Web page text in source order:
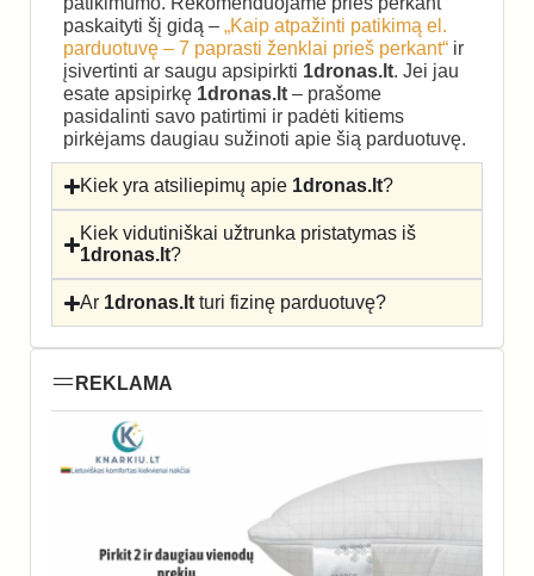
paskaityti šį gidą – „Kaip atpažinti patikimą el.
parduotuvę – 7 paprasti ženklai prieš perkant“ ir
įsivertinti ar saugu apsipirkti 1dronas.lt. Jei jau
esate apsipirkę 1dronas.lt – prašome
pasidalinti savo patirtimi ir padėti kitiems
pirkėjams daugiau sužinoti apie šią parduotuvę.
Kiek yra atsiliepimų apie 1dronas.lt?
Kiek vidutiniškai užtrunka pristatymas iš
1dronas.lt?
Ar 1dronas.lt turi fizinę parduotuvę?
REKLAMA